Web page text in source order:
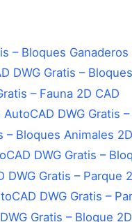
DWG Gratis –
DWG Gratis
DWG Gratis –
DWG Gratis –